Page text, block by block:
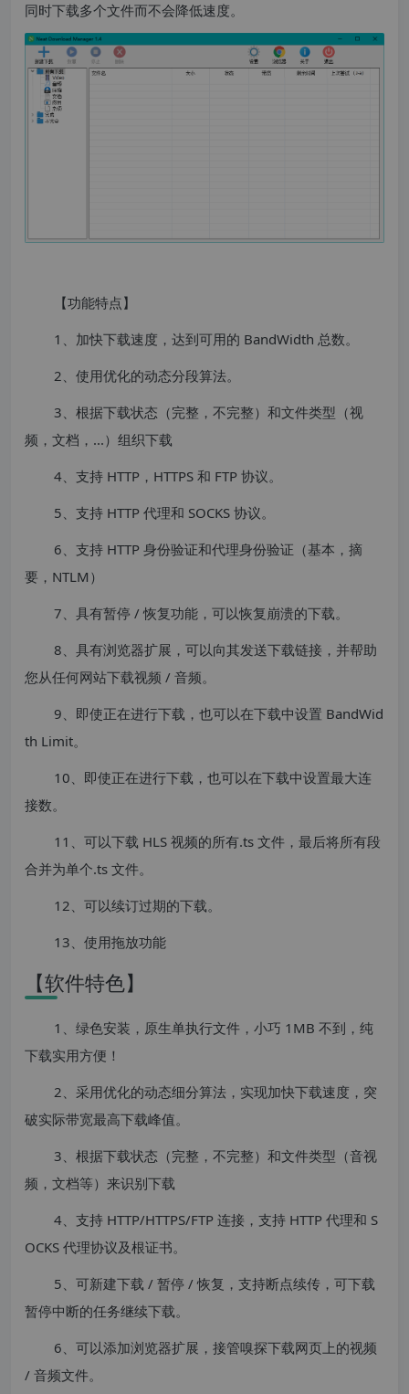
同时下载多个文件而不会降低速度。
【功能特点】
1、加快下载速度，达到可用的 BandWidth 总数。
2、使用优化的动态分段算法。
3、根据下载状态（完整，不完整）和文件类型（视
频，文档，...）组织下载
4、支持 HTTP，HTTPS 和 FTP 协议。
5、支持 HTTP 代理和 SOCKS 协议。
6、支持 HTTP 身份验证和代理身份验证（基本，摘
要，NTLM）
7、具有暂停 / 恢复功能，可以恢复崩溃的下载。
8、具有浏览器扩展，可以向其发送下载链接，并帮助
您从任何网站下载视频 / 音频。
9、即使正在进行下载，也可以在下载中设置 BandWid
th Limit。
10、即使正在进行下载，也可以在下载中设置最大连
接数。
11、可以下载 HLS 视频的所有.ts 文件，最后将所有段
合并为单个.ts 文件。
12、可以续订过期的下载。
13、使用拖放功能
【软件特色】
1、绿色安装，原生单执行文件，小巧 1MB 不到，纯
下载实用方便！
2、采用优化的动态细分算法，实现加快下载速度，突
破实际带宽最高下载峰值。
3、根据下载状态（完整，不完整）和文件类型（音视
频，文档等）来识别下载
4、支持 HTTP/HTTPS/FTP 连接，支持 HTTP 代理和 S
OCKS 代理协议及根证书。
5、可新建下载 / 暂停 / 恢复，支持断点续传，可下载
暂停中断的任务继续下载。
6、可以添加浏览器扩展，接管嗅探下载网页上的视频
/ 音频文件。